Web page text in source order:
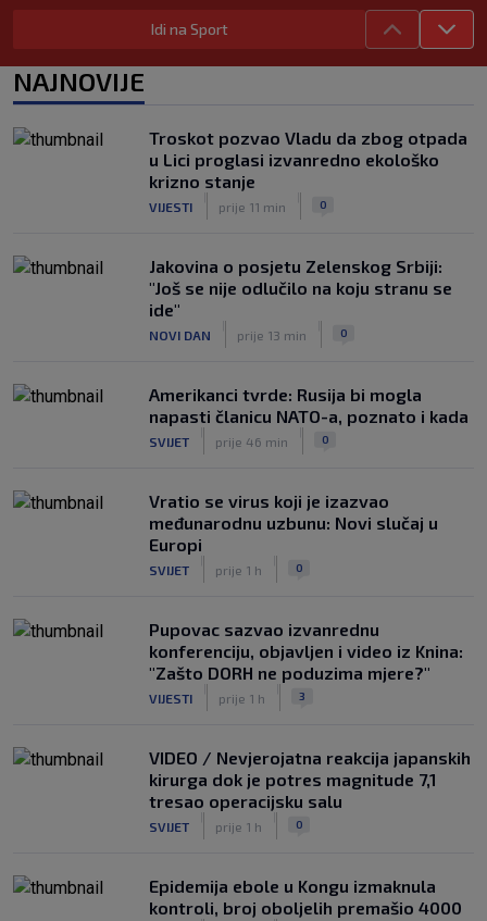
SK
|
6. kol.
Junak riječke pobjede priznao: ‘Nisam
SK 6. kol.
Pajaziti: Pokušat ćemo biti bolji protiv
Istre
|
6. kol.
Idi na Sport
NAJNOVIJE
Troskot pozvao Vladu da zbog otpada
u Lici proglasi izvanredno ekološko
krizno stanje
VIJESTI prije 11 min 0
Jakovina o posjetu Zelenskog Srbiji:
"Još se nije odlučilo na koju stranu se
ide"
NOVI DAN prije 13 min 0
Amerikanci tvrde: Rusija bi mogla
napasti članicu NATO-a, poznato i kada
SVIJET prije 46 min 0
Vratio se virus koji je izazvao
međunarodnu uzbunu: Novi slučaj u
Europi
SVIJET prije 1 h 0
Pupovac sazvao izvanrednu
konferenciju, objavljen i video iz Knina:
"Zašto DORH ne poduzima mjere?"
VIJESTI prije 1 h 3
VIDEO / Nevjerojatna reakcija japanskih
kirurga dok je potres magnitude 7,1
tresao operacijsku salu
SVIJET prije 1 h 0
Epidemija ebole u Kongu izmaknula
kontroli, broj oboljelih premašio 4000